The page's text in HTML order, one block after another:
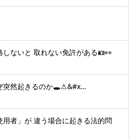
しないと 取れない免許がある🪪👀
突然起きるのか🕳️⚠&#x…
用者」が 違う場合に起きる法的問